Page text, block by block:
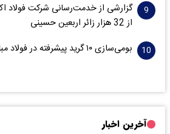
گزارشی از خدمت‌رسانی شرکت فولاد
از 32 هزار زائر اربعین حسینی
بومی‌سازی ۱۰ گرید پیشرفته در فولاد مبارکه
آخرین اخبار